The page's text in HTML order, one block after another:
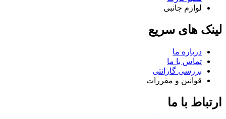
لوازم جانبی
لینک های سریع
درباره ما
تماس با ما
بررسی گارانتی
قوانین و مقررات
ارتباط با ما